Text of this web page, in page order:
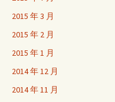
2015 年 3 月
2015 年 2 月
2015 年 1 月
2014 年 12 月
2014 年 11 月